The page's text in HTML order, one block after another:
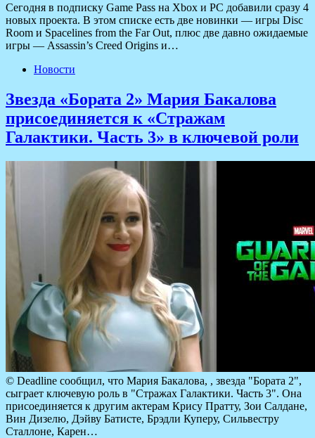
Сегодня в подписку Game Pass на Xbox и PC добавили сразу 4
новых проекта. В этом списке есть две новинки — игры Disc
Room и Spacelines from the Far Out, плюс две давно ожидаемые
игры — Assassin’s Creed Origins и…
Новости
Звезда «Бората 2» Мария Бакалова
присоединяется к «Стражам
Галактики. Часть 3» в ключевой роли
© Deadline сообщил, что Мария Бакалова, , звезда "Бората 2",
сыграет ключевую роль в "Стражах Галактики. Часть 3". Она
присоединяется к другим актерам Крису Пратту, Зои Салдане,
Вин Дизелю, Дэйву Батисте, Брэдли Куперу, Сильвестру
Сталлоне, Карен…